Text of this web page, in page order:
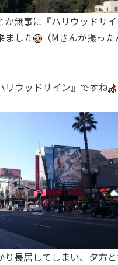
か無事に『ハリウッドサ
ました
（Mさんが撮っ
リウッドサイン』ですね
り長居してしまい、夕方